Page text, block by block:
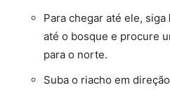
Para chegar até ele, siga
até o bosque e procure
para o norte.
Suba o riacho em